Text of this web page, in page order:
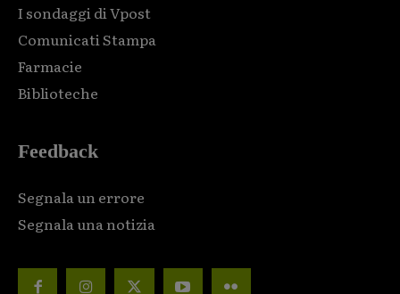
I sondaggi di Vpost
Comunicati Stampa
Farmacie
Biblioteche
Feedback
Segnala un errore
Segnala una notizia